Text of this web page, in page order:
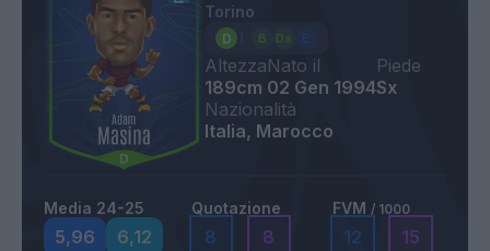
Torino
Altezza
189cm
Nato il
02 Gen 1994
Piede
Sx
Nazionalità
Italia, Marocco
Media 24-25
5,96 6,12
Quotazione
8 8
FVM / 1000
12 15